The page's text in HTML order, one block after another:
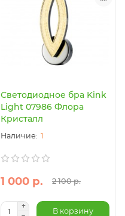
Светодиодное бра Kink
Light 07986 Флора
Кристалл
1
1 000 р. 2 100 р.
В корзину